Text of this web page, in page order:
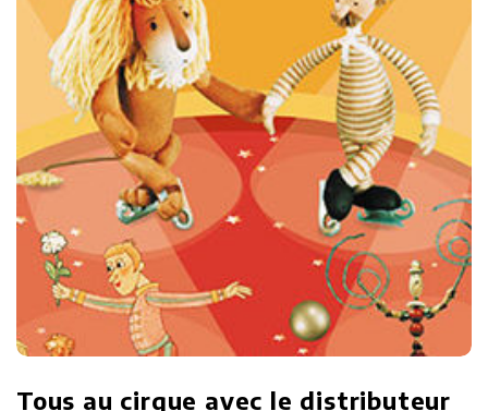
Tous au cirque avec le distributeur